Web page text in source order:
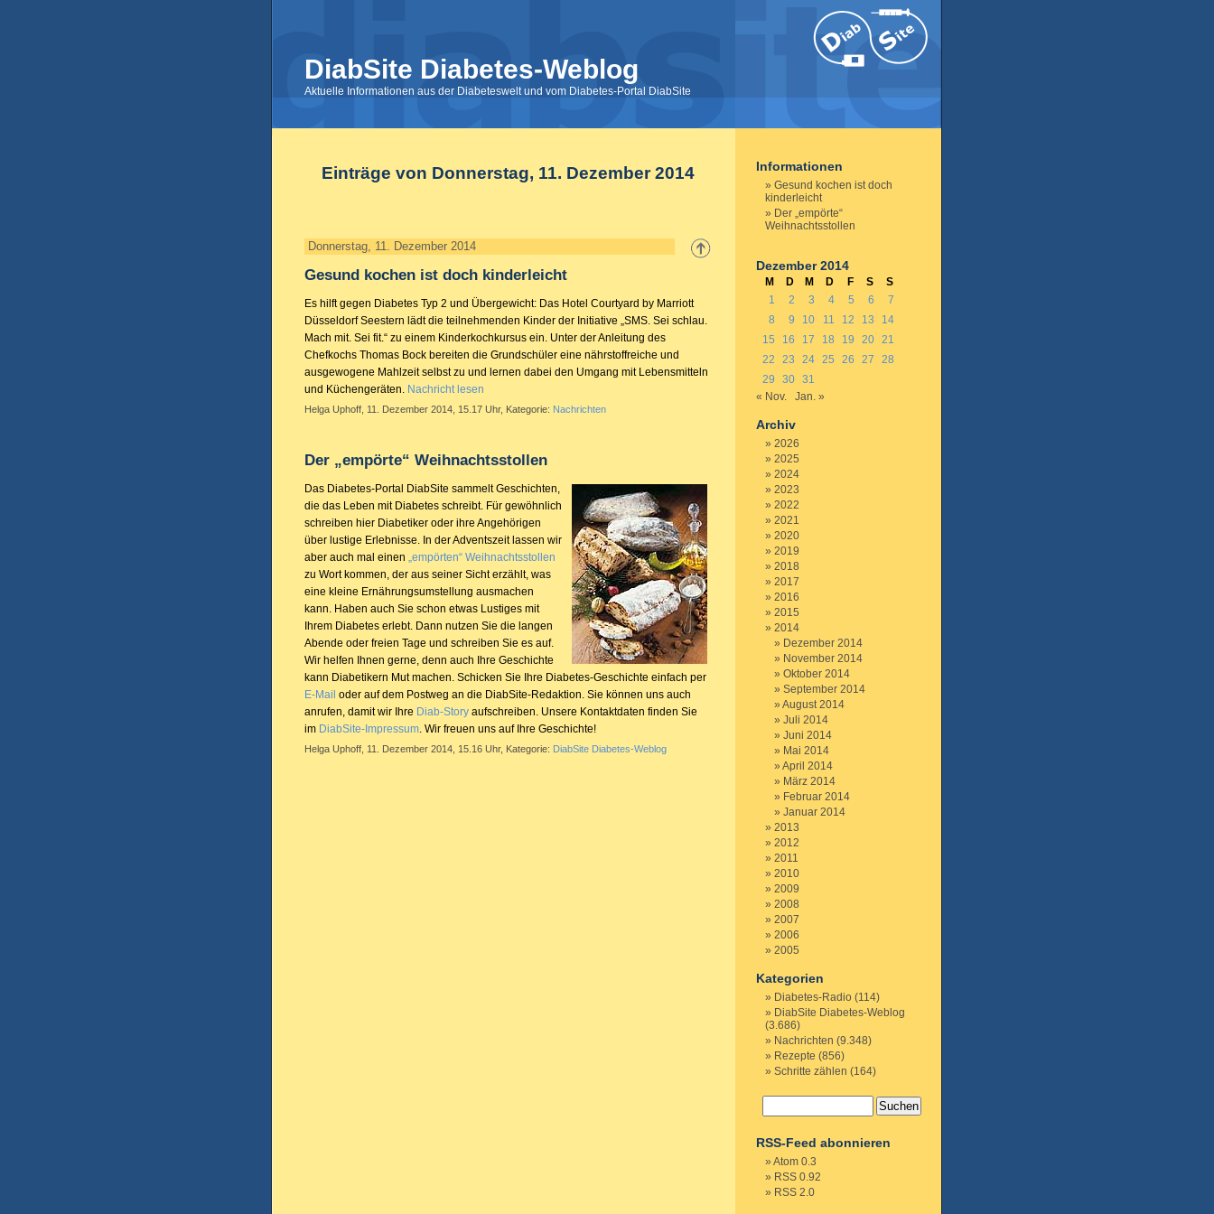
DiabSite Diabetes-Weblog
Aktuelle Informationen aus der Diabeteswelt und vom Diabetes-Portal DiabSite
Einträge von Donnerstag, 11. Dezember 2014
Donnerstag, 11. Dezember 2014
Gesund kochen ist doch kinderleicht
Es hilft gegen Diabetes Typ 2 und Übergewicht: Das Hotel Courtyard by Marriott
Düsseldorf Seestern lädt die teilnehmenden Kinder der Initiative „SMS. Sei schlau.
Mach mit. Sei fit.“ zu einem Kinderkochkursus ein. Unter der Anleitung des
Chefkochs Thomas Bock bereiten die Grundschüler eine nährstoffreiche und
ausgewogene Mahlzeit selbst zu und lernen dabei den Umgang mit Lebensmitteln
und Küchengeräten. Nachricht lesen
Helga Uphoff, 11. Dezember 2014, 15.17 Uhr, Kategorie: Nachrichten
Der „empörte“ Weihnachtsstollen
Das Diabetes-Portal DiabSite sammelt Geschichten,
die das Leben mit Diabetes schreibt. Für gewöhnlich
schreiben hier Diabetiker oder ihre Angehörigen
über lustige Erlebnisse. In der Adventszeit lassen wir
aber auch mal einen „empörten“ Weihnachtsstollen
zu Wort kommen, der aus seiner Sicht erzählt, was
eine kleine Ernährungsumstellung ausmachen
kann. Haben auch Sie schon etwas Lustiges mit
Ihrem Diabetes erlebt. Dann nutzen Sie die langen
Abende oder freien Tage und schreiben Sie es auf.
Wir helfen Ihnen gerne, denn auch Ihre Geschichte
kann Diabetikern Mut machen. Schicken Sie Ihre Diabetes-Geschichte einfach per
E-Mail oder auf dem Postweg an die DiabSite-Redaktion. Sie können uns auch
anrufen, damit wir Ihre Diab-Story aufschreiben. Unsere Kontaktdaten finden Sie
im DiabSite-Impressum. Wir freuen uns auf Ihre Geschichte!
Helga Uphoff, 11. Dezember 2014, 15.16 Uhr, Kategorie: DiabSite Diabetes-Weblog
Informationen
Gesund kochen ist doch
kinderleicht
Der „empörte“
Weihnachtsstollen
Dezember 2014
M D M D F S
S
1
2 3 4 5 6
7
8
9 10 11 12 13
14
15
16 17 18 19 20 21
22
23 24 25 26 27
28
29
30 31
« Nov.
Jan. »
Archiv
2026
2025
2024
2023
2022
2021
2020
2019
2018
2017
2016
2015
2014
Dezember 2014
November 2014
Oktober 2014
September 2014
August 2014
Juli 2014
Juni 2014
Mai 2014
April 2014
März 2014
Februar 2014
Januar 2014
2013
2012
2011
2010
2009
2008
2007
2006
2005
Kategorien
Diabetes-Radio (114)
DiabSite Diabetes-Weblog
(3.686)
Nachrichten (9.348)
Rezepte (856)
Schritte zählen (164)
RSS-Feed abonnieren
Atom 0.3
RSS 0.92
RSS 2.0